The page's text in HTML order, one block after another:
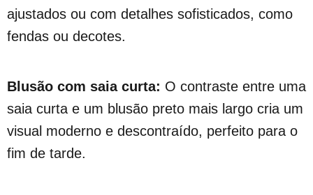
ajustados ou com detalhes sofisticados, como
fendas ou decotes.
Blusão com saia curta: O contraste entre uma
saia curta e um blusão preto mais largo cria um
visual moderno e descontraído, perfeito para o
fim de tarde.